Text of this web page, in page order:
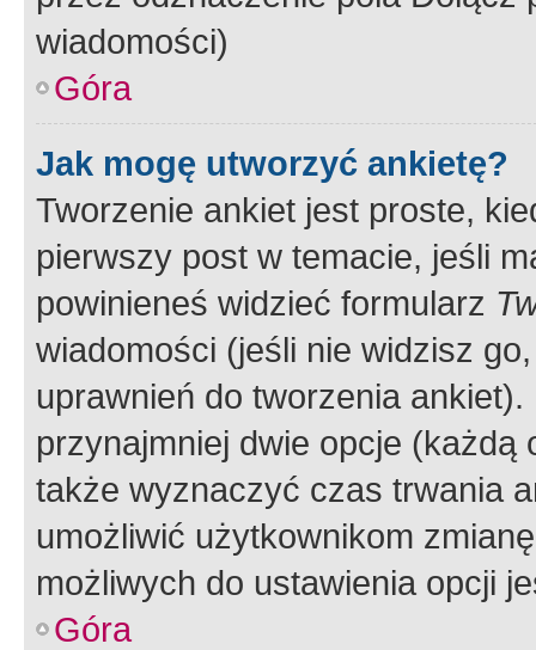
wiadomości)
Góra
Jak mogę utworzyć ankietę?
Tworzenie ankiet jest proste,
pierwszy post w temacie, jeśli
powinieneś widzieć formularz
wiadomości (jeśli nie widzisz
uprawnień do tworzenia
przynajmniej dwie opcje
także wyznaczyć czas trwania
umożliwić użytkownikom
możliwych do ustawienia opcji
Góra